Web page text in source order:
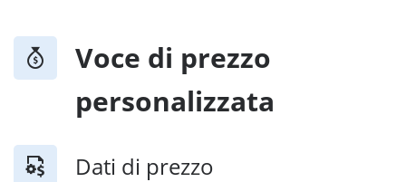
Voce di prezzo
personalizzata
Dati di prezzo